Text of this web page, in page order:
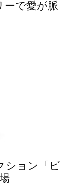
ーで愛が脈
ション「ビ